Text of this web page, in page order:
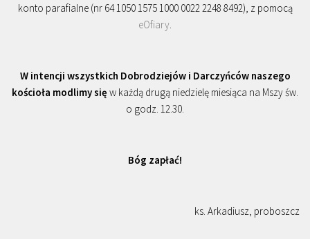
konto parafialne (nr 64 1050 1575 1000 0022 2248 8492), z pomocą
eOfiary.
W intencji wszystkich Dobrodziejów i Darczyńców naszego
kościoła modlimy się w każdą drugą niedzielę miesiąca na Mszy św.
o godz. 12.30.
Bóg zapłać!
ks. Arkadiusz, proboszcz